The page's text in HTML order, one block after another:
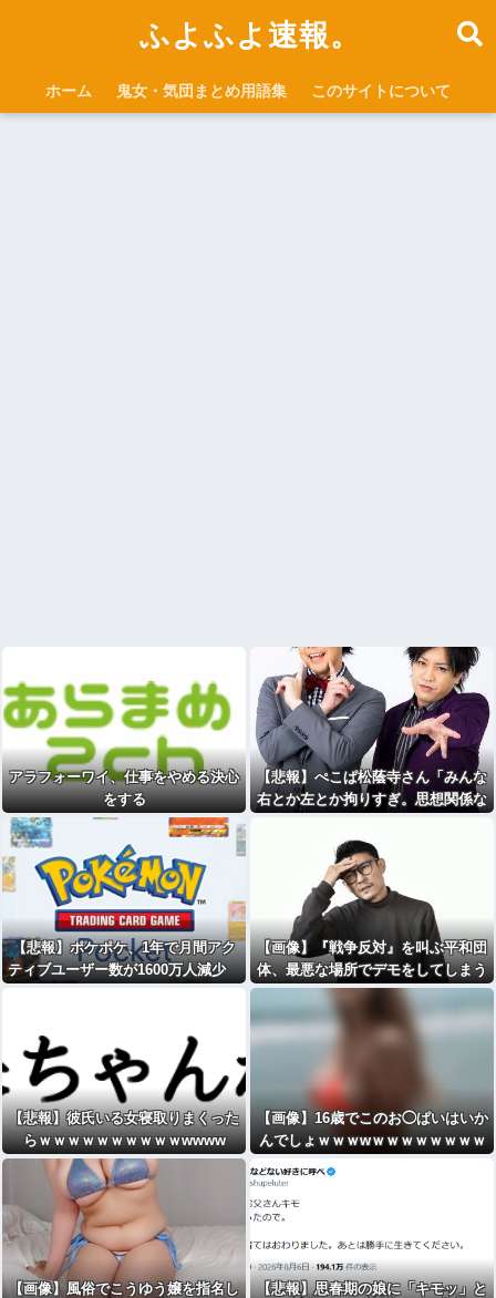
ふよふよ速報。
ホーム 鬼女・気団まとめ用語集 このサイトについて
アラフォーワイ、仕事をやめる決心
をする
【悲報】ぺこぱ松蔭寺さん「みんな
右とか左とか拘りすぎ。思想関係な
ｗｗ
【悲報】ポケポケ、1年で月間アク
ティブユーザー数が1600万人減少
【画像】『戦争反対』を叫ぶ平和団
体、最悪な場所でデモをしてしまう
【悲報】彼氏いる女寝取りまくった
らｗｗｗｗｗｗｗｗｗｗwwww
【画像】16歳でこのお◯ぱいはいか
んでしょｗｗｗwｗｗｗｗｗｗｗｗ
【画像】風俗でこうゆう嬢を指名し
【悲報】思春期の娘に「キモッ」と